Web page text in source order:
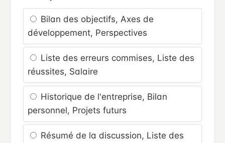
Bilan des objectifs, Axes de
développement, Perspectives
Liste des erreurs commises, Liste des
réussites, Salaire
Historique de l'entreprise, Bilan
personnel, Projets futurs
Résumé de la discussion, Liste des